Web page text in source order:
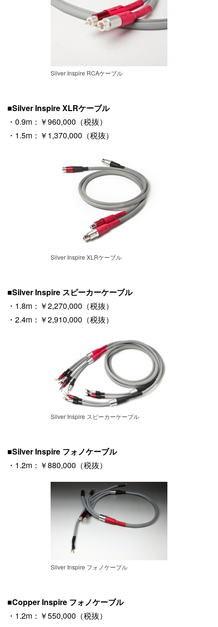
Silver Inspire RCAケーブル
■Silver Inspire XLRケーブル
・0.9m：￥960,000（税抜）
・1.5m：￥1,370,000（税抜）
Silver Inspire XLRケーブル
■Silver Inspire スピーカーケーブル
・1.8m：￥2,270,000（税抜）
・2.4m：￥2,910,000（税抜）
Silver Inspire スピーカーケーブル
■Silver Inspire フォノケーブル
・1.2m：￥880,000（税抜）
Silver Inspire フォノケーブル
■Copper Inspire フォノケーブル
・1.2m：￥550,000（税抜）